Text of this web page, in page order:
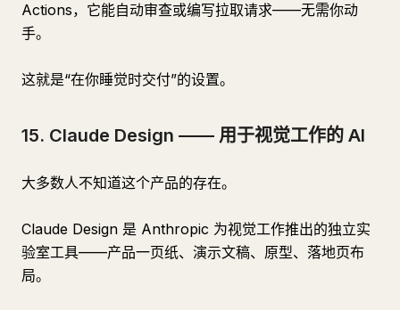
Actions，它能自动审查或编写拉取请求——无需你动
手。
这就是“在你睡觉时交付”的设置。
15. Claude Design —— 用于视觉工作的 AI
大多数人不知道这个产品的存在。
Claude Design 是 Anthropic 为视觉工作推出的独立实
验室工具——产品一页纸、演示文稿、原型、落地页布
局。